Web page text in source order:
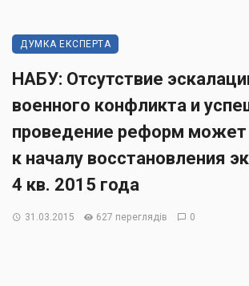
ДУМКА ЕКСПЕРТА
НАБУ: Отсутствие
военного конфликта и
проведение реформ может
к началу восстановления
4 кв. 2015 года
31.03.2015 627 переглядів 0